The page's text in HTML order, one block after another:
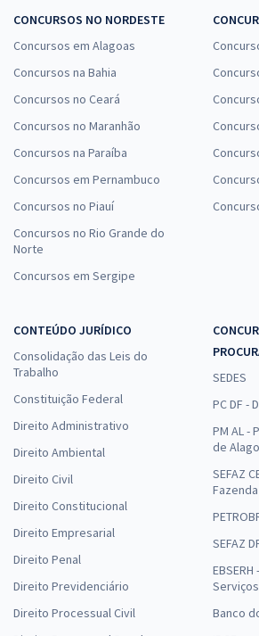
CONCURSOS NO NORDESTE
Concursos em Alagoas
Concursos na Bahia
Concursos no Ceará
Concursos no Maranhão
Concursos na Paraíba
Concursos em Pernambuco
Concursos no Piauí
Concursos no Rio Grande do
Norte
Concursos em Sergipe
CONTEÚDO JURÍDICO
Consolidação das Leis do
Trabalho
Constituição Federal
Direito Administrativo
Direito Ambiental
Direito Civil
Direito Constitucional
Direito Empresarial
Direito Penal
Direito Previdenciário
Direito Processual Civil
SEDES
PC DF -
PM AL -
de
SEFAZ
SEFAZ
Banco